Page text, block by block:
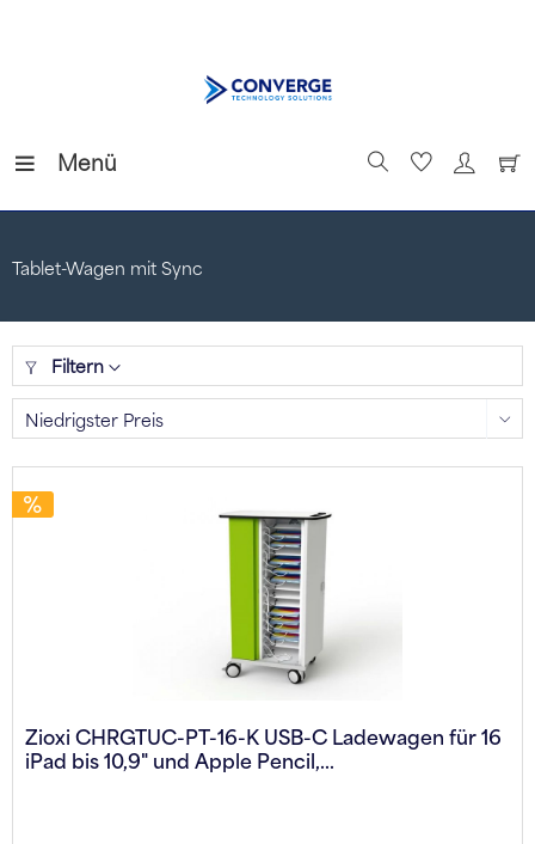
Menü
Tablet-Wagen mit Sync
Filtern
Zioxi CHRGTUC-PT-16-K USB-C Ladewagen für 16
iPad bis 10,9" und Apple Pencil,...